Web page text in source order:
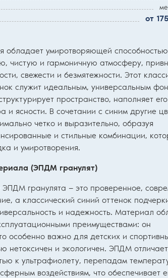
от
обладает умиротворяющей способностью
чистую и гармоничную атмосферу,
свежести и безмятежности. Этот
служит идеальным, универсальным
пространство, наполняет его
и ясности. В сочетании с синим другие
четко и выразительно, образуя
и стильные комбинации,
и умиротворения.
(ЭПДМ гранулят)
гранулята — это проверенное,
а классический синий оттенок
и надежность. Материал
преимуществами: он
особенно важно для детских и
нетоксичен и экологичен. ЭПДМ
к ультрафиолету, перепадам
воздействиям, что обеспечивает